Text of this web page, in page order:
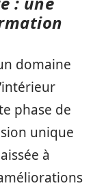
domaine
phase de
unique
à